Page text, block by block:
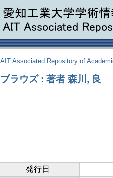
AIT Associated Repository of
ブラウズ : 著者 森川, 良
発行日